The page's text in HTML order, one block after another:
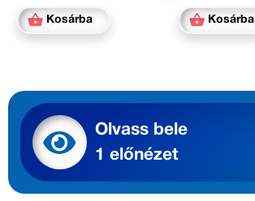
Kosárba Kosárba
Olvass bele
1 előnézet